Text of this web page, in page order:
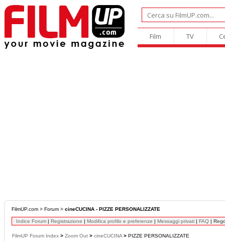
Film TV
FilmUP.com > Forum > cineCUCINA - PIZZE PERSONALIZZATE
Indice Forum | Registrazione | Modifica profilo e preferenze | Messaggi privati | FAQ |
FilmUP Forum Index > Zoom Out > cineCUCINA > PIZZE PERSONALIZZATE